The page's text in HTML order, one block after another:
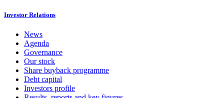
Investor Relations
News
Agenda
Governance
Our stock
Share buyback programme
Debt capital
Investors profile